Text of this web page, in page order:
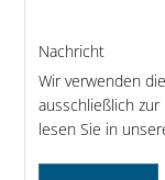
Nachricht
Wir verwenden
ausschließlich
lesen Sie in